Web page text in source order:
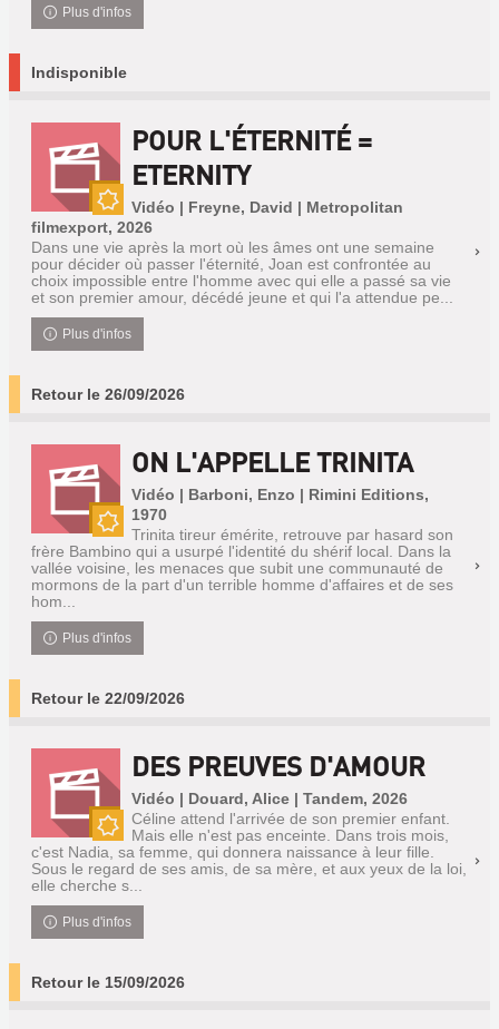
Plus d'infos
Indisponible
Nouveauté
POUR L'ÉTERNITÉ =
ETERNITY
Vidéo | Freyne, David | Metropolitan
filmexport, 2026
Dans une vie après la mort où les âmes ont une semaine
pour décider où passer l'éternité, Joan est confrontée au
choix impossible entre l'homme avec qui elle a passé sa vie
et son premier amour, décédé jeune et qui l'a attendue pe...
Plus d'infos
Retour le 26/09/2026
Nouveauté
ON L'APPELLE TRINITA
Vidéo | Barboni, Enzo | Rimini Editions,
1970
Trinita tireur émérite, retrouve par hasard son
frère Bambino qui a usurpé l'identité du shérif local. Dans la
vallée voisine, les menaces que subit une communauté de
mormons de la part d'un terrible homme d'affaires et de ses
hom...
Plus d'infos
Retour le 22/09/2026
Nouveauté
DES PREUVES D'AMOUR
Vidéo | Douard, Alice | Tandem, 2026
Céline attend l'arrivée de son premier enfant.
Mais elle n'est pas enceinte. Dans trois mois,
c'est Nadia, sa femme, qui donnera naissance à leur fille.
Sous le regard de ses amis, de sa mère, et aux yeux de la loi,
elle cherche s...
Plus d'infos
Retour le 15/09/2026